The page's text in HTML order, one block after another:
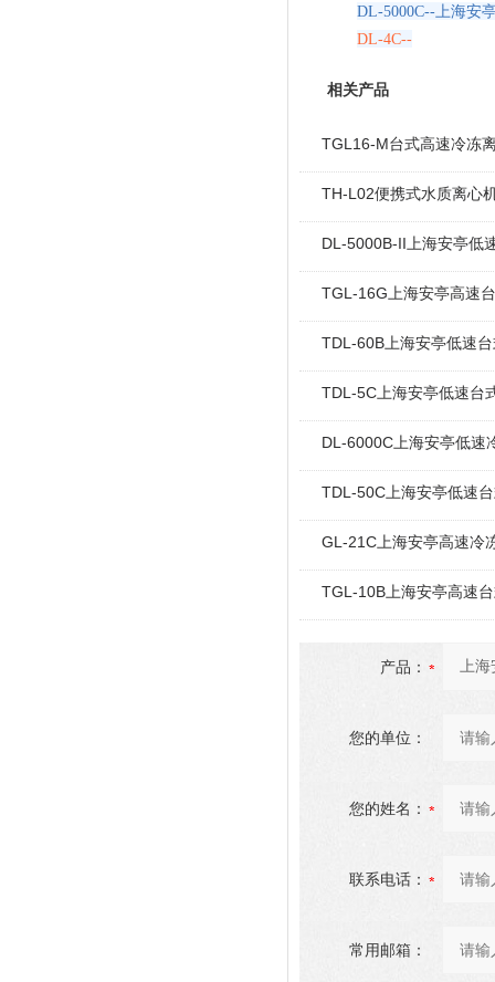
DL-5000C--上海安
DL-4C--
相关产品
TGL16-M台式高速冷冻
TH-L02便携式水质离心
DL-5000B-II上海安亭低
TGL-16G上海安亭高速
TDL-60B上海安亭低速
TDL-5C上海安亭低速台
DL-6000C上海安亭低速
TDL-50C上海安亭低速
GL-21C上海安亭高速冷
TGL-10B上海安亭高速
产品：
您的单位：
您的姓名：
联系电话：
常用邮箱：